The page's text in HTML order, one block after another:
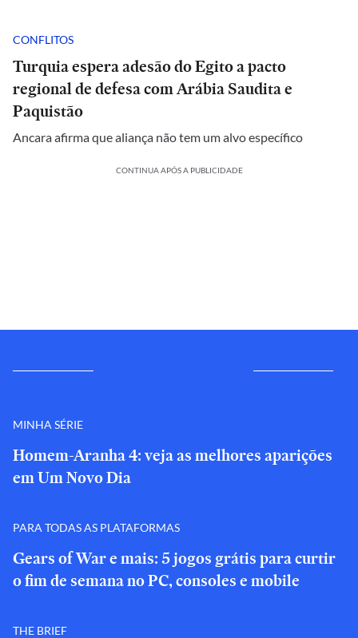
CONFLITOS
Turquia espera adesão do Egito a pacto
regional de defesa com Arábia Saudita e
Paquistão
Ancara afirma que aliança não tem um alvo específico
CONTINUA APÓS A PUBLICIDADE
MINHA SÉRIE
Homem-Aranha 4: veja as melhores aparições
em Um Novo Dia
PARA TODAS AS PLATAFORMAS
Gears of War e mais: 5 jogos grátis para curtir
o fim de semana no PC, consoles e mobile
THE BRIEF